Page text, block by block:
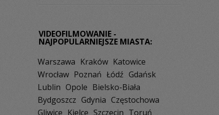
VIDEOFILMOWANIE -
NAJPOPULARNIEJSZE MIASTA:
Warszawa Kraków Katowice
Wrocław Poznań Łódź Gdańsk
Lublin Opole Bielsko-Biała
Bydgoszcz Gdynia Częstochowa
Gliwice Kielce Szczecin Toruń